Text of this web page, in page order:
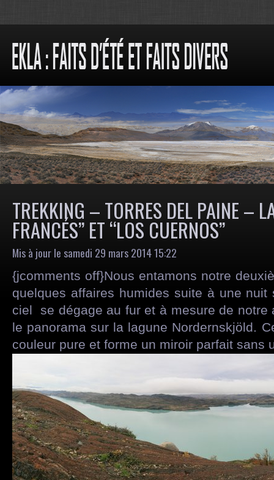
TREKKING – TORRES DEL PAINE –
FRANCÉS” ET “LOS CUERNOS”
Mis à jour le samedi 29 mars 2014 15:22
{jcomments off}Nous entamons notre
quelques affaires humides suite à une
ciel se dégage au fur et à mesure de notre
le panorama sur la lagune Nordernskjöld.
couleur pure et forme un miroir parfait sans